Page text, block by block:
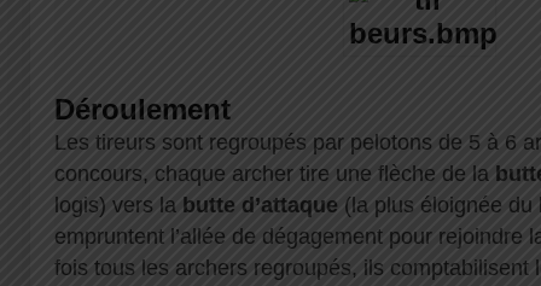
Déroulement
Les tireurs sont regroupés par pelotons de 5 à 6
concours, chaque archer tire une flèche de la
logis) vers la butte d’attaque (la plus éloignée du
empruntent l’allée de dégagement pour rejoindre
fois tous les archers regroupés, ils comptabilisent